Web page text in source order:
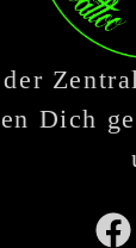
Dich